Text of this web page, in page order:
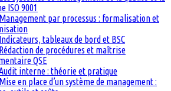
ISO 9001
par processus : formalisation et
tableaux de bord et BSC
de procédures et maîtrise
QSE
interne : théorie et pratique
en place d’un système de management :